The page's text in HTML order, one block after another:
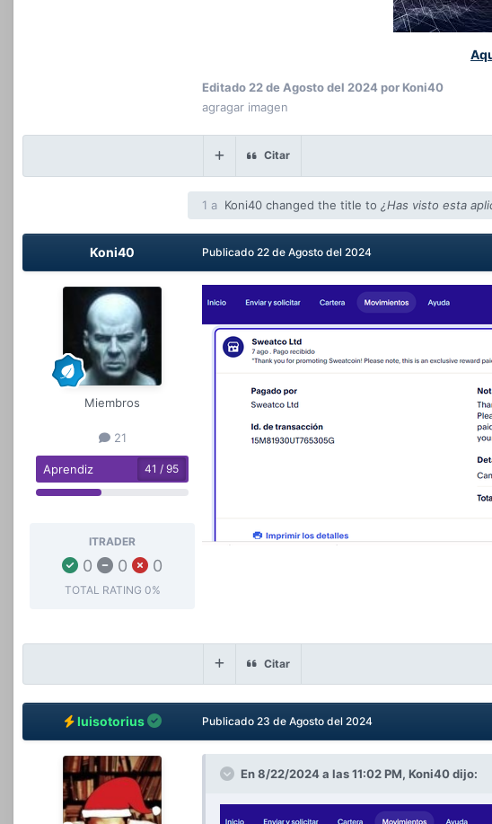
Editado22 de Agosto del 2024por Koni40
agragar imagen
Citar
1 a Koni40 changed the title to ¿Has visto esta
Koni40
Miembros
21
Aprendiz 41 / 95
ITRADER
0 0 0
TOTAL RATING 0%
Publicado 22 de Agosto del 2024
Citar
luisotorius Publicado 23 de Agosto del 2024
En 8/22/2024 a las 11:02 PM, Koni40dijo: